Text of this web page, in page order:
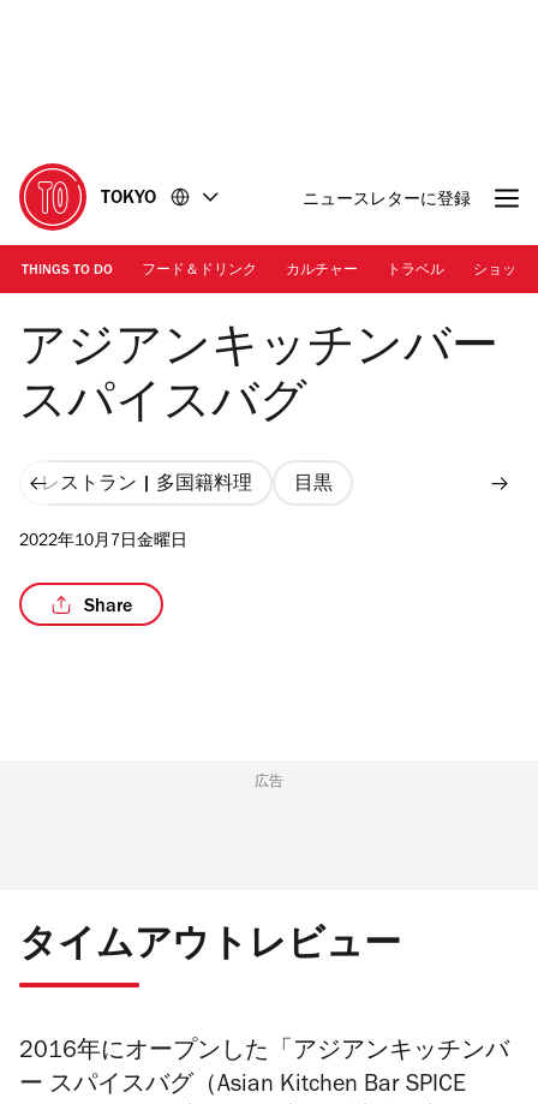
に
移
動
移
動
TOKYO ニュースレターに登録
THINGS TO DO フード＆ドリンク カルチャー トラベル ショッピ
Photo: Keisuke Tanigawa
アジアンキッチンバー
スパイスバグ
レストラン | 多国籍料理 目黒
2022年10月7日金曜日
Share
広告
タイムアウトレビュー
2016年にオープンした「アジアンキッチンバ
ー スパイスバグ（Asian Kitchen Bar SPICE